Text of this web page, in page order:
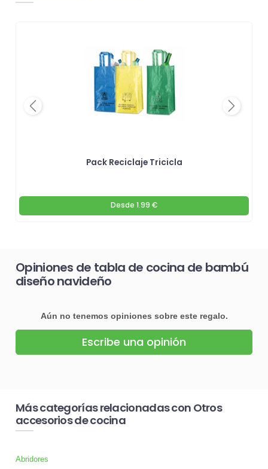
Pack Reciclaje Tricicla
Desde 1.99 €
Previous Next
Opiniones de tabla de cocina de bambú
diseño navideño
Aún no tenemos opiniones sobre este regalo.
Escribe una opinión
Más categorías relacionadas con Otros
accesorios de cocina
Abridores